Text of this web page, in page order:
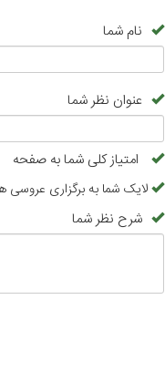
نام شما
عنوان نظر شما
امتیاز کلی شما به صفحه
لایک شما به برگزاری عروسی
شرح نظر شما